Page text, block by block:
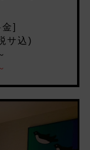
]
サ込)